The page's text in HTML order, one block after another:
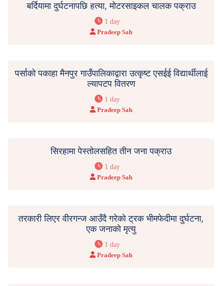
बर्दियामा दुर्घटनापछि हत्या, मोटरसाइकल चालक पक्राउ
1 day
Pradeep Sah
पर्साको पकाहा मैनपुर गाउँपालिकाद्वारा उत्कृष्ट एसईई विद्यार्थीलाई
ल्यापटप वितरण
1 day
Pradeep Sah
सिरहामा पेस्तोलसहित तीन जना पक्राउ
1 day
Pradeep Sah
तरकारी लिएर वीरगन्ज आउँदै गरेको ट्रक भीमफेदीमा दुर्घटना,
एक जनाको मृत्यु
1 day
Pradeep Sah